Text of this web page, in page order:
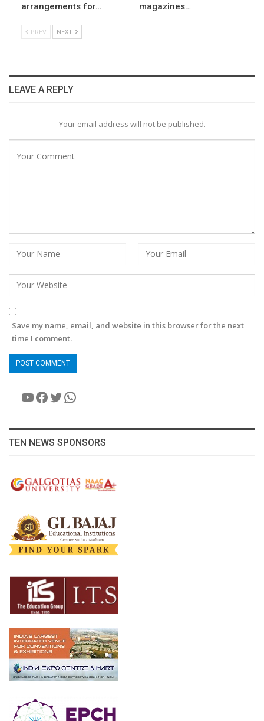
arrangements for…
magazines…
PREV NEXT
LEAVE A REPLY
Your email address will not be published.
Save my name, email, and website in this browser for the next
time I comment.
YouTube
Facebook
Twitter
WhatsApp
TEN NEWS SPONSORS